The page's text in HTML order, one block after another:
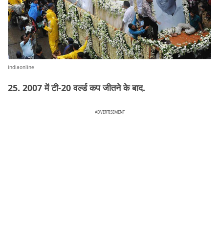
indiaonline
25. 2007 में टी-20 वर्ल्ड कप जीतने के बाद.
ADVERTISEMENT